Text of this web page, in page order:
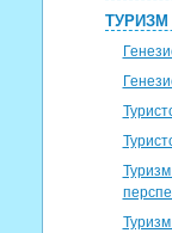
ТУРИЗМ